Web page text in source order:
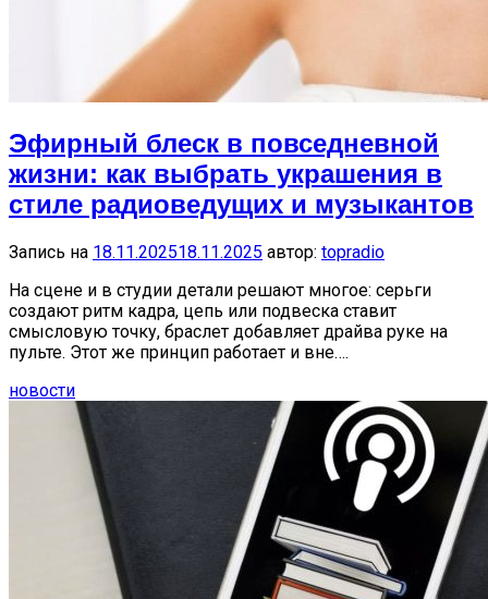
Эфирный блеск в повседневной
жизни: как выбрать украшения в
стиле радиоведущих и музыкантов
Запись на 18.11.202518.11.2025 автор: topradio
На сцене и в студии детали решают многое: серьги
создают ритм кадра, цепь или подвеска ставит
смысловую точку, браслет добавляет драйва руке на
пульте. Этот же принцип работает и вне….
новости